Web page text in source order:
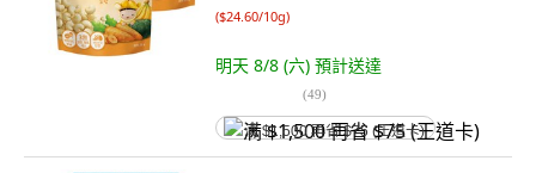
($24.60/10g)
明天 8/8 (六) 預計送達
(49)
满 $1,500 再省 $75 (王道卡)